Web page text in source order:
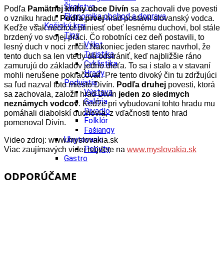
Školstvo
Ekonomika obchod a doprava
Košický kraj
Tipy
Výlet
Turistika
Cyklistika
Hrady
Podujatia
Výstava
Galéria
Divadlo
Folklór
Fašiangy
Ubytovanie
Pobyty
Gastro
Podľa Pamätnej knihy obce Divín sa zachovali dve povesti
o vzniku hradu. Podľa prvejhrad postavil slovanský vodca.
Keďže však nechcel priniesť obeť lesnému duchovi, bol stále
brzdený vo svojej práci. Čo robotníci cez deň postavili, to
lesný duch v noci zničil. Nakoniec jeden starec navrhol, že
tento duch sa len vtedy dá odstrániť, keď najbližšie ráno
zamurujú do základov jedno dieťa. To sa i stalo a v stavaní
mohli nerušene pokračovať. Pre tento divoký čin tu zdržujúci
sa ľud nazval toto miesto Divín. Podľa druhej povesti, ktorá
sa zachovala, založil hrad Divín jeden zo siedmych
neznámych vodcov. Keďže pri vybudovaní tohto hradu mu
pomáhali diabolskí duchovia, z vďačnosti tento hrad
pomenoval Divín.
Video zdroj: www.myslovakia.sk
Viac zaujímavých videí nájdete na www.myslovakia.sk
ODPORÚČAME